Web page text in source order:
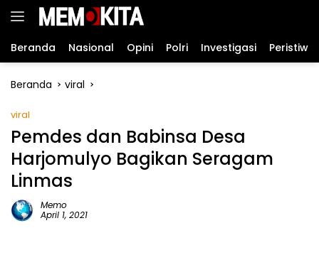
Langsung
Beranda Nasional Opini Polri Investigasi Peristiwa
Beranda viral
viral
Pemdes dan Babinsa Desa
Harjomulyo Bagikan Seragam
Linmas
Memo
April 1, 2021